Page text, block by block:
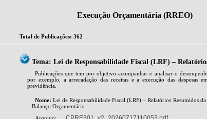
Execução Orçamentária (RREO)
Total de Publicações: 362
Tema: Lei de Responsabilidade Fiscal (LRF) –
Publicações que tem por objetivo acompanhar e analisar o
por exemplo, a arrecadação das receitas e a execução das despesas
previdência.
Nome: Lei de Responsabilidade Fiscal (LRF) – Relatórios Resumidos
– Balanço Orçamentário